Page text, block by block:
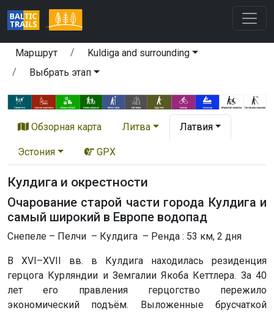
Маршрут
Kuldiga and surrounding
Выбрать этап
Обзорная карта Литва Латвия
Эстония GPX
Кулдига и окрестности
Очарование старой части города Кулдига и
самый широкий в Европе водопад
Снепеле – Пелчи – Кулдига – Ренда : 53 км, 2 дня
В XVI–XVII вв. в Кулдига находилась резиденция
герцога Курляндии и Земгалии Якоба Кеттлера. За 40
лет его правления герцогство пережило
экономический подъём. Выложенные брусчаткой